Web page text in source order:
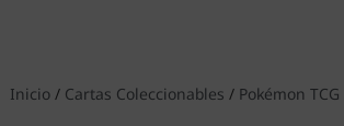
Inicio/ Cartas Coleccionables / Pokémon TCG